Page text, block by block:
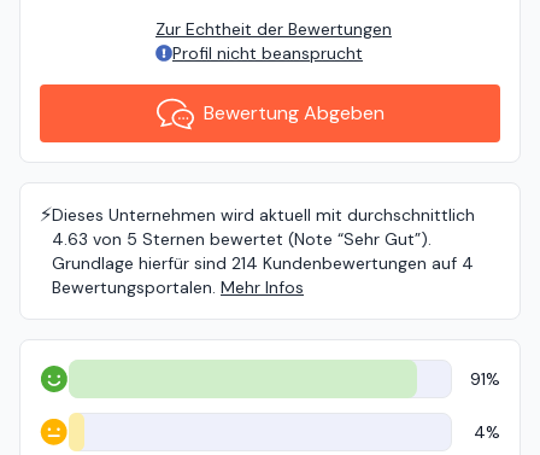
Zur Echtheit der Bewertungen
Profil nicht beansprucht
Bewertung Abgeben
⚡️Dieses Unternehmen wird aktuell mit durchschnittlich
4.63 von 5 Sternen bewertet (Note “Sehr Gut”).
Grundlage hierfür sind 214 Kundenbewertungen auf 4
Bewertungsportalen. Mehr Infos
Positiv 91%
Neutral 4%